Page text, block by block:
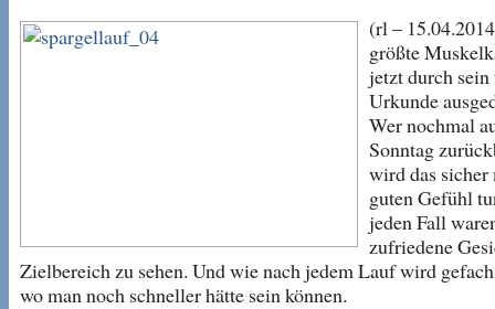
(rl –
größte
jetzt durch sein
Urkunde
Wer nochmal
Sonntag
wird das
guten Gefühl
jeden Fall
zufriedene
Zielbereich zu sehen. Und wie nach jedem Lauf wird
wo man noch schneller hätte sein können.